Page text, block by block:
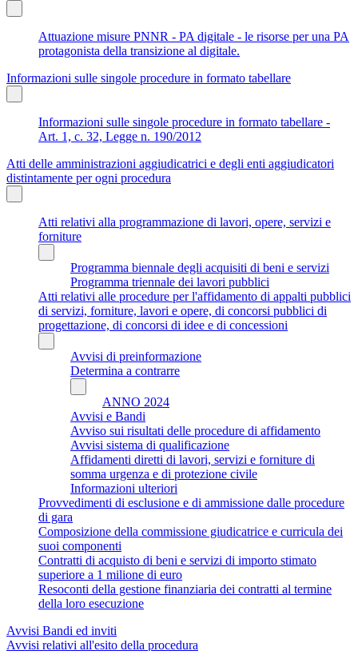
Attuazione misure PNNR - PA digitale - le risorse per una PA
protagonista della transizione al digitale.
Informazioni sulle singole procedure in formato tabellare
Informazioni sulle singole procedure in formato tabellare -
Art. 1, c. 32, Legge n. 190/2012
Atti delle amministrazioni aggiudicatrici e degli enti aggiudicatori
distintamente per ogni procedura
Atti relativi alla programmazione di lavori, opere, servizi e
forniture
Programma biennale degli acquisiti di beni e servizi
Programma triennale dei lavori pubblici
Atti relativi alle procedure per l'affidamento di appalti pubblici
di servizi, forniture, lavori e opere, di concorsi pubblici di
progettazione, di concorsi di idee e di concessioni
Avvisi di preinformazione
Determina a contrarre
ANNO 2024
Avvisi e Bandi
Avviso sui risultati delle procedure di affidamento
Avvisi sistema di qualificazione
Affidamenti diretti di lavori, servizi e forniture di
somma urgenza e di protezione civile
Informazioni ulteriori
Provvedimenti di esclusione e di ammissione dalle procedure
di gara
Composizione della commissione giudicatrice e curricula dei
suoi componenti
Contratti di acquisto di beni e servizi di importo stimato
superiore a 1 milione di euro
Resoconti della gestione finanziaria dei contratti al termine
della loro esecuzione
Avvisi Bandi ed inviti
Avvisi relativi all'esito della procedura